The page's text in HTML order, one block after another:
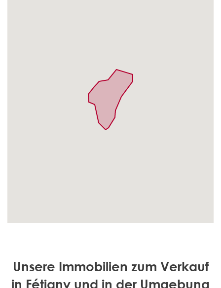
Unsere Immobilien zum Verkauf
in Fétigny und in der Umgebung